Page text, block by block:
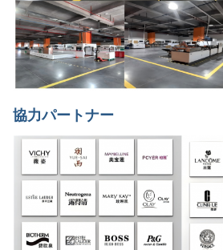
協力パートナー